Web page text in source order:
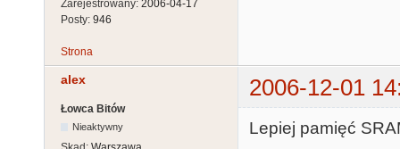
Zarejestrowany: 2006-04-17
Posty: 946
Strona
alex 2006-12-01
Łowca Bitów
Nieaktywny Lepiej pamięć